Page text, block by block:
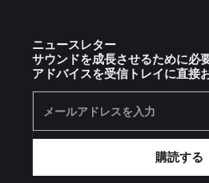
ニュースレター
サウンドを成長させるために必
アドバイスを受信トレイに直接